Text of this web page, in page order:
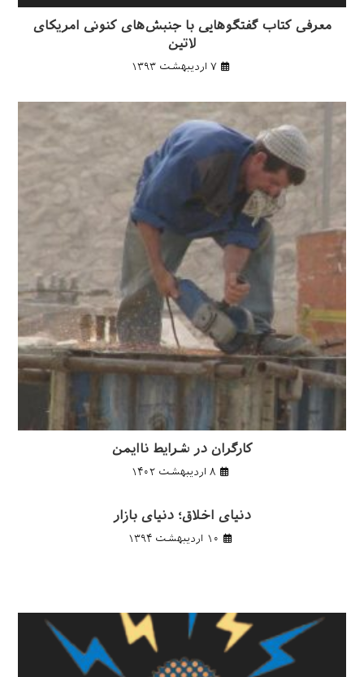
معرفی کتاب گفتگوهایی با جنبش‌های کنونی امریکای
لاتین
۷ اردیبهشت ۱۳۹۳
کارگران در شرایط ناایمن
۸ اردیبهشت ۱۴۰۲
دنیای اخلاق؛ دنیای بازار
۱۰ اردیبهشت ۱۳۹۴